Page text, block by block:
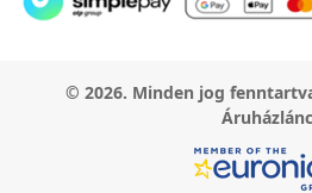
© 2026. Minden jog
Áruházlánc